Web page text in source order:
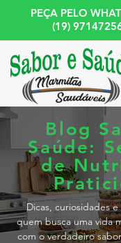
PEÇA PELO
(19)
Blog
Saúde:
de
Dicas, curiosidades
quem busca uma vida
com o verdadeiro